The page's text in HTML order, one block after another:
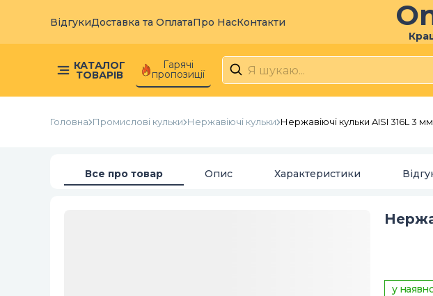
ВідгукиДоставка та ОплатаПро НасКонтакти
КАТАЛОГ
ТОВАРІВ
Гарячі
пропозиції
Головна Промислові кульки Нержавіючі кульки Нержавіючі кульки AISI 316L 3
Все про товар Опис Характеристики
у